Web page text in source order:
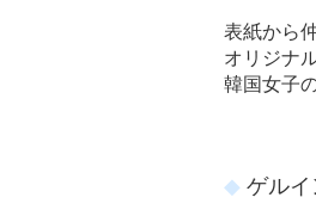
表紙から
オリジナ
韓国女子
ゲル